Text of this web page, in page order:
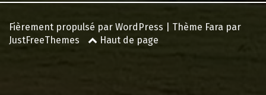
Fièrement propulsé par WordPress Thème Fara par
JustFreeThemes
Haut de page